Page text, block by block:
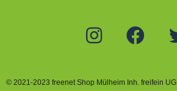
© 2021-2023 freenet Shop Mülheim Inh. freifein UG